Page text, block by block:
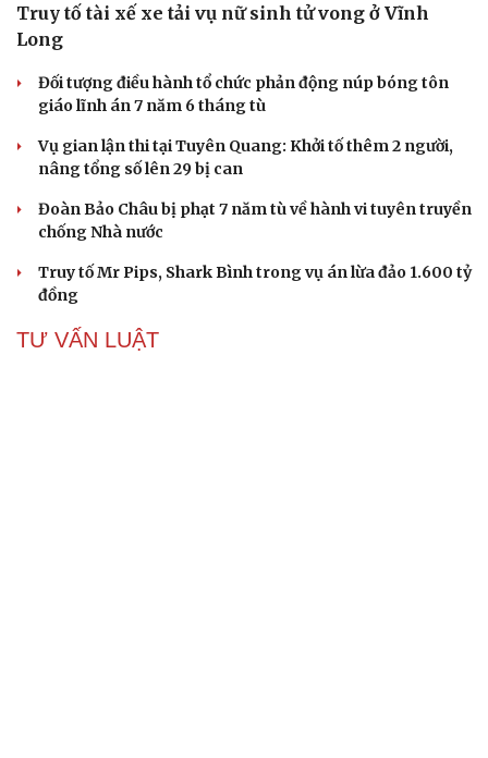
Truy tố tài xế xe tải vụ nữ sinh tử vong ở Vĩnh
Long
Đối tượng điều hành tổ chức phản động núp bóng tôn
giáo lĩnh án 7 năm 6 tháng tù
Vụ gian lận thi tại Tuyên Quang: Khởi tố thêm 2 người,
nâng tổng số lên 29 bị can
Đoàn Bảo Châu bị phạt 7 năm tù về hành vi tuyên truyền
chống Nhà nước
Truy tố Mr Pips, Shark Bình trong vụ án lừa đảo 1.600 tỷ
đồng
TƯ VẤN LUẬT